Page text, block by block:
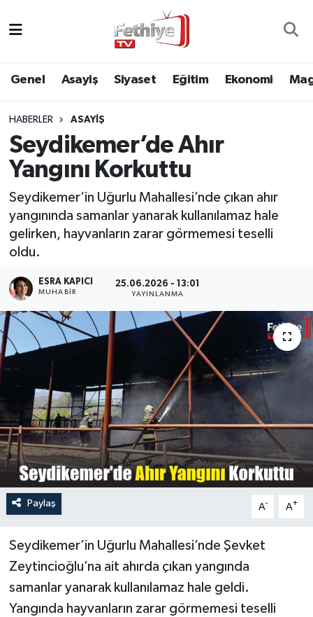
Genel Asayiş Siyaset Eğitim Ekonomi
HABERLER ASAYIŞ
Seydikemer’de Ahır
Yangını Korkuttu
Seydikemer’in Uğurlu Mahallesi’nde çıkan ahır
yangınında samanlar yanarak kullanılamaz hale
gelirken, hayvanların zarar görmemesi teselli
oldu.
ESRA KAPICI
MUHABİR
25.06.2026 - 13:01
YAYINLANMA
Paylaş A- A+
Seydikemer’in Uğurlu Mahallesi’nde Şevket
Zeytincioğlu’na ait ahırda çıkan yangında
samanlar yanarak kullanılamaz hale geldi.
Yangında hayvanların zarar görmemesi teselli
Asayiş
Eğitim
Ekonomi
Kültür
Turizm
Muğla Hava Durumu
Muğla Namaz Vakitleri
Muğla Trafik Yoğunluk Haritası
Süper Lig Puan Durumu ve Fikstür
Tüm Manşetler